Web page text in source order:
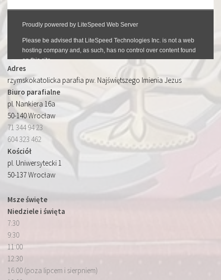
Adres
rzymskokatolicka parafia pw. Najświętszego Imienia Jezus
Biuro parafialne
pl. Nankiera 16a
50-140 Wrocław
71 344 94 23
604 323 462
Kościół
pl. Uniwersytecki 1
50-137 Wrocław
Msze święte
Niedziele i święta
7:30
9:30
11:00
12:30
16:00 (poza lipcem i sierpniem)